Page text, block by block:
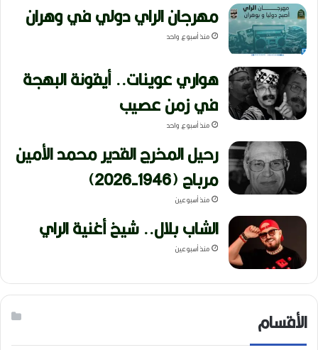
مهرجان الراي دولي في وهران
منذ أسبوع واحد
هواري عوينات.. أيقونة البهجة
في زمن عصيب
منذ أسبوع واحد
رحيل المخرج القدير محمد الأمين
مرباح (1946-2026)
منذ أسبوعين
الشاب بلال.. شيخ أغنية الراي
منذ أسبوعين
الأقسام